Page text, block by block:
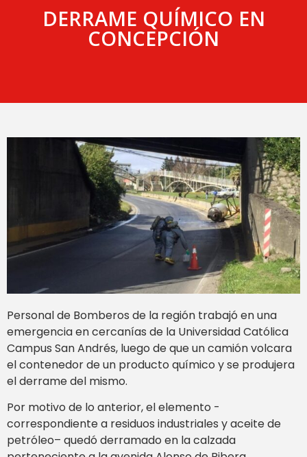
DERRAME QUÍMICO EN
CONCEPCIÓN
Personal de Bomberos de la región trabajó en una
emergencia en cercanías de la Universidad Católica
Campus San Andrés, luego de que un camión volcara
el contenedor de un producto químico y se produjera
el derrame del mismo.
Por motivo de lo anterior, el elemento -
correspondiente a residuos industriales y aceite de
petróleo– quedó derramado en la calzada